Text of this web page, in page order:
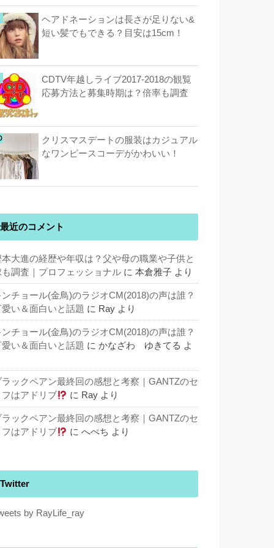
ヘアドネーションは長さが足りない&
短い髪でもできる？目安は15cm！
CDTV年越しライブ2017-2018の観覧
応募方法と募集時期は？倍率も調査
クリスマスデートの服装はカジュアル
なワンピースコーデがかわいい！
最近のコメント
本大進の経歴や年収は？父や母の職業や子供と
も調査｜プロフェッショナル に 本倉雅子 より
ンチョール(金鳥)のラジオCM(2018)の声は誰？
愛い＆面白いと話題 に Ray より
ンチョール(金鳥)のラジオCM(2018)の声は誰？
愛い＆面白いと話題 に かなざわ ゆきてる よ
ラックペアン最終回の感想と考察｜GANTZのセ
フはアドリブ
に Rayより
ラックペアン最終回の感想と考察｜GANTZのセ
フはアドリブ
に へぺち より
Twitter
by RayLife_ray